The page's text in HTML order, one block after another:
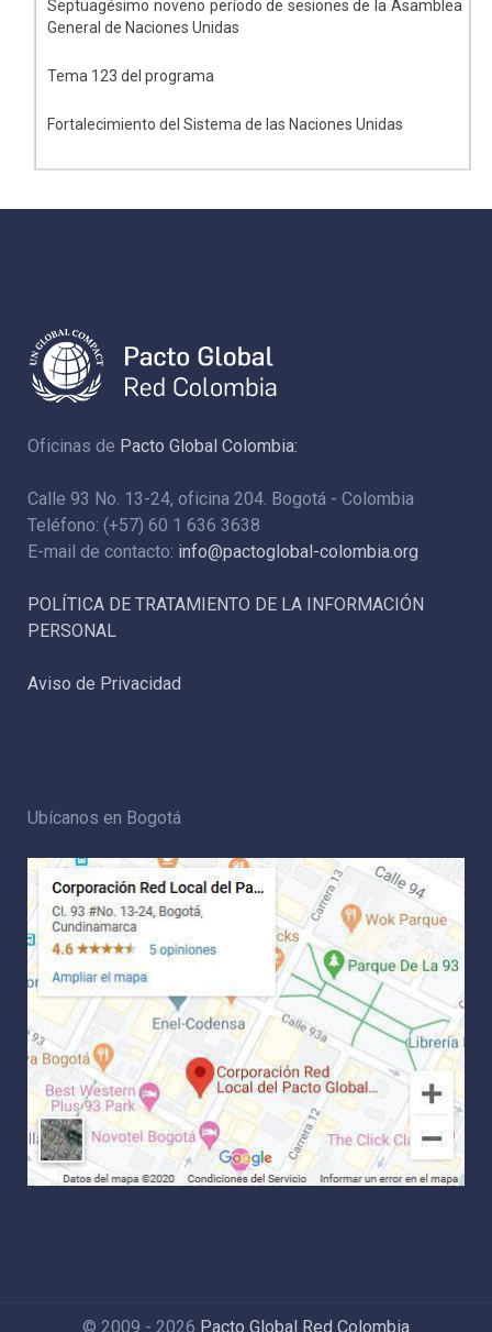
Septuagésimo noveno período de sesiones de la Asamblea
General de Naciones Unidas
Tema 123 del programa
Fortalecimiento del Sistema de las Naciones Unidas
Oficinas de Pacto Global Colombia:
Calle 93 No. 13-24, oficina 204. Bogotá - Colombia
Teléfono: (+57) 60 1 636 3638
E-mail de contacto: info@pactoglobal-colombia.org
POLÍTICA DE TRATAMIENTO DE LA INFORMACIÓN
PERSONAL
Aviso de Privacidad
Ubícanos en Bogotá
© 2009 - 2026 Pacto Global Red Colombia